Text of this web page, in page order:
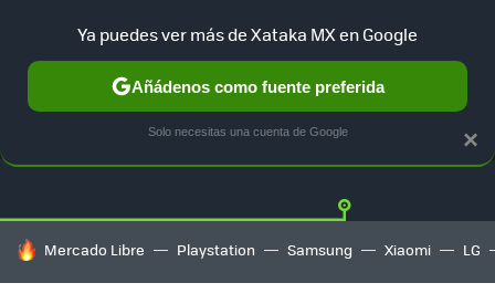
GUÍA DE COMPRAS MERCADO LIBRE
HOY SE HABLA DE
Mercado Libre Playstation Samsung Xiaomi LG
×
Ya puedes ver más de Xataka MX en Google
Añádenos como fuente preferida
Solo necesitas una cuenta de Google